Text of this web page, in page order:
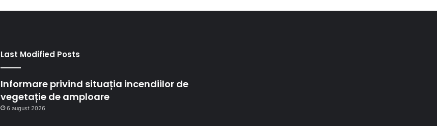
Last Modified Posts
Informare privind situația incendiilor de
vegetație de amploare
6 august 2026